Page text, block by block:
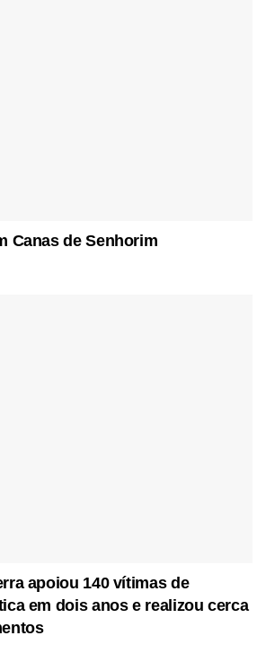
Canas de Senhorim
apoiou 140 vítimas de
em dois anos e realizou cerca